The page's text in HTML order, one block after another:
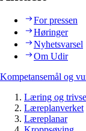
For pressen
Høringer
Nyhetsvarsel
Om Udir
Kompetansemål og
Læring og
Læreplanverket
Læreplanar